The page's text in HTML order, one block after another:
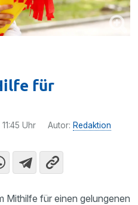
für
| 11:45 Uhr Autor: Redaktion
Mithilfe für einen gelungenen